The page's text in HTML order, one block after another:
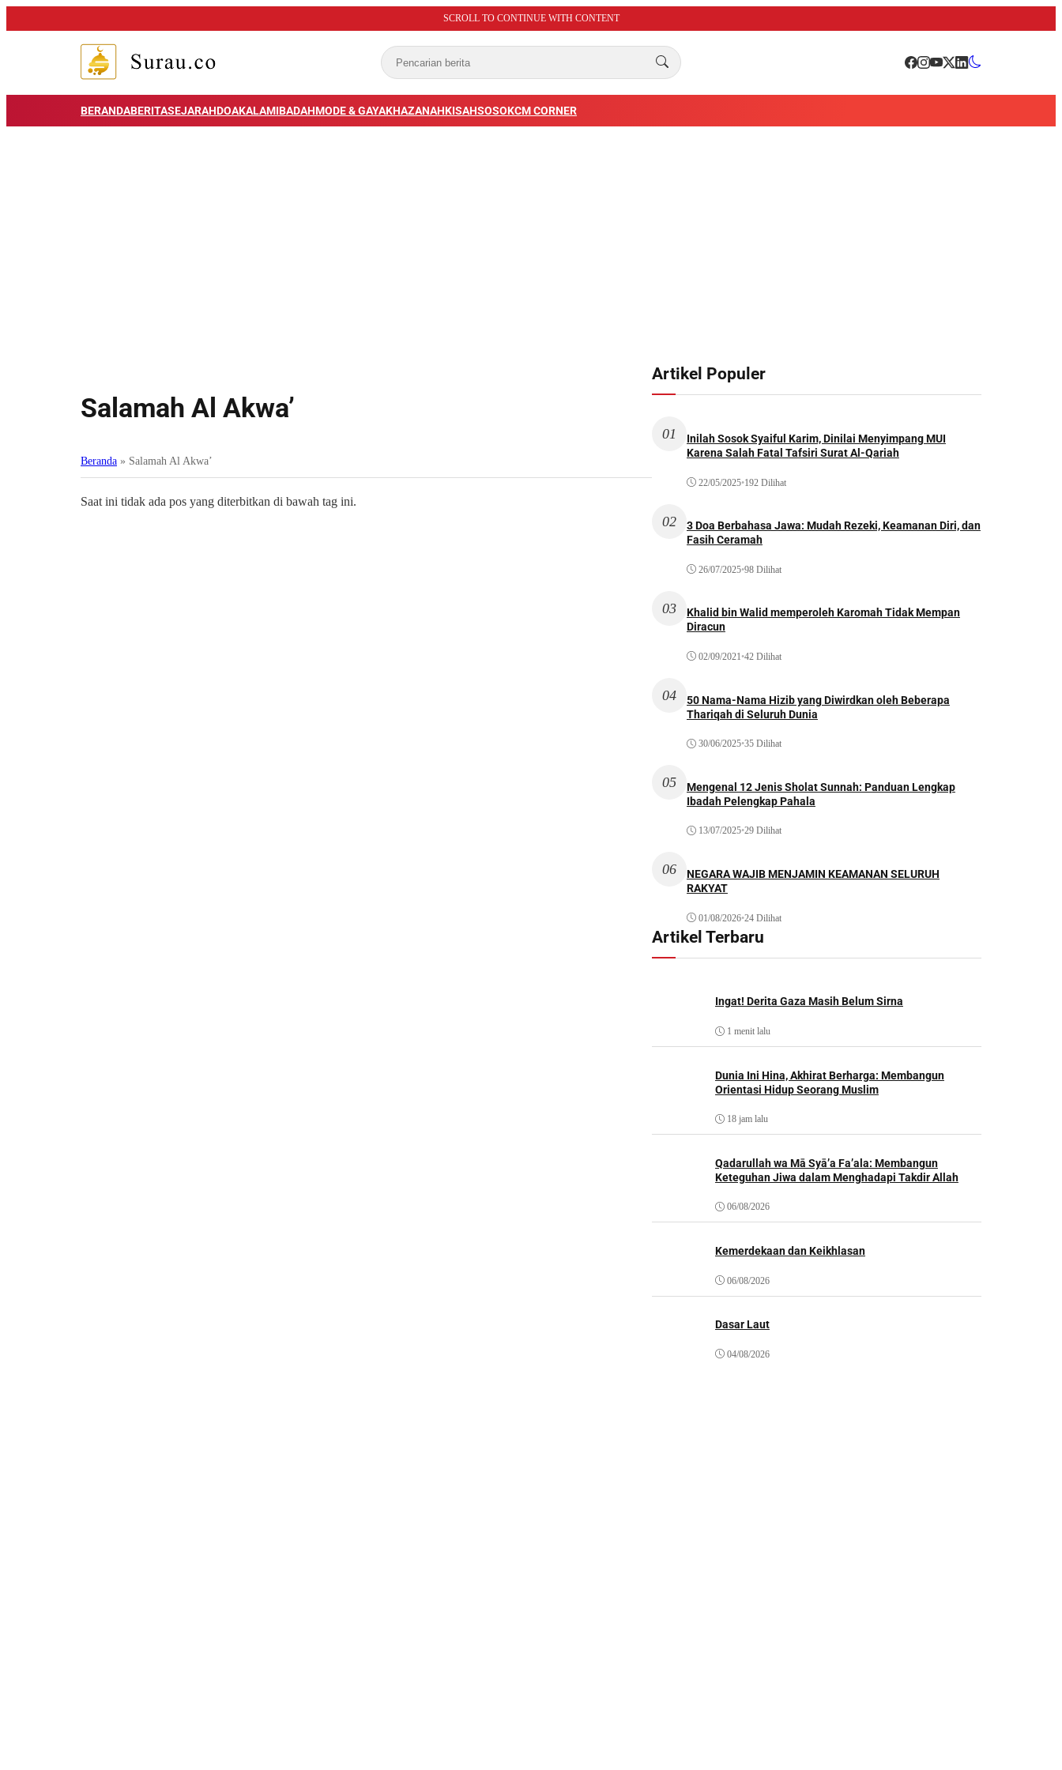
SCROLL TO CONTINUE WITH CONTENT
BERANDABERITASEJARAHDOAKALAMIBADAHMODE & GAYAKHAZANAHKISAHSOSOKCM CORNER
Salamah Al Akwa’
Beranda » Salamah Al Akwa’
Saat ini tidak ada pos yang diterbitkan di bawah tag ini.
Artikel Populer
01
Inilah Sosok Syaiful Karim, Dinilai Menyimpang MUI
Karena Salah Fatal Tafsiri Surat Al-Qariah
22/05/2025•192 Dilihat
02
3 Doa Berbahasa Jawa: Mudah Rezeki, Keamanan Diri, dan
Fasih Ceramah
26/07/2025•98 Dilihat
03
Khalid bin Walid memperoleh Karomah Tidak Mempan
Diracun
02/09/2021•42 Dilihat
04
50 Nama-Nama Hizib yang Diwirdkan oleh Beberapa
Thariqah di Seluruh Dunia
30/06/2025•35 Dilihat
05
Mengenal 12 Jenis Sholat Sunnah: Panduan Lengkap
Ibadah Pelengkap Pahala
13/07/2025•29 Dilihat
06
NEGARA WAJIB MENJAMIN KEAMANAN SELURUH
RAKYAT
01/08/2026•24 Dilihat
Artikel Terbaru
Ingat! Derita Gaza Masih Belum Sirna
1 menit lalu
Dunia Ini Hina, Akhirat Berharga: Membangun
Orientasi Hidup Seorang Muslim
18 jam lalu
Qadarullah wa Mā Syā’a Fa’ala: Membangun
Keteguhan Jiwa dalam Menghadapi Takdir Allah
06/08/2026
Kemerdekaan dan Keikhlasan
06/08/2026
Dasar Laut
04/08/2026